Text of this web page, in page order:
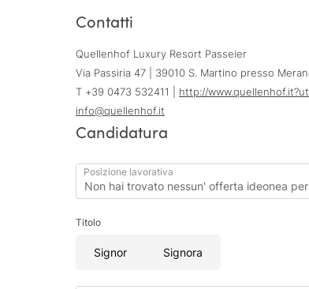
Contatti
Quellenhof Luxury Resort Passeier
Via Passiria 47 | 39010 S. Martino presso
T +39 0473 532411 | http://
info@quellenhof.it
Candidatura
Posizione lavorativa
Titolo
Signor Signora